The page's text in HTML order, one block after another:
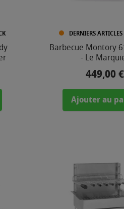
DERNIERS
Barbecue Montory
- Le
Prix
449,00 €
Ajouter au